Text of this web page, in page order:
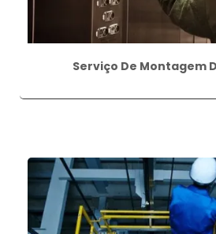
Serviço De Montagem